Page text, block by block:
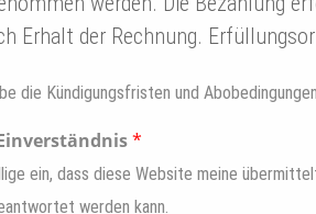
Erhalt der Rechnung.
die Kündigungsfristen und
*
ein, dass diese Website meine
werden kann.